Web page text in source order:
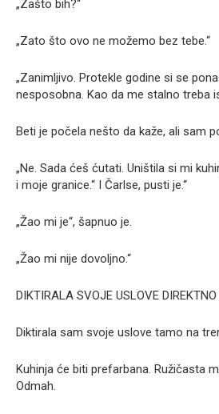
„Zašto bih?“
„Zato što ovo ne možemo bez tebe.“
„Zanimljivo. Protekle godine si se
nesposobna. Kao da me stalno treba
Beti je počela nešto da kaže, ali sam
„Ne. Sada ćeš ćutati. Uništila si mi
i moje granice.“ I Čarlse, pusti je.“
„Žao mi je“, šapnuo je.
„Žao mi nije dovoljno.“
DIKTIRALA SVOJE USLOVE
Diktirala sam svoje uslove tamo na
Kuhinja će biti prefarbana. Ružičasta
Odmah.